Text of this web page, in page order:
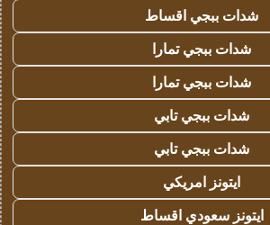
شدات ببجي اقساط
شدات ببجي تمارا
شدات ببجي تمارا
شدات ببجي تابي
شدات ببجي تابي
ايتونز امريكي
ايتونز سعودي اقساط